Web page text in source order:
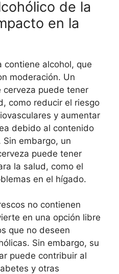
de la
en la
contiene alcohol, que
moderación. Un
puede tener
como reducir el riesgo
y aumentar
debido al contenido
Sin embargo, un
puede tener
la salud, como el
en el hígado.
no contienen
en una opción libre
que no deseen
Sin embargo, su
puede contribuir al
y otras